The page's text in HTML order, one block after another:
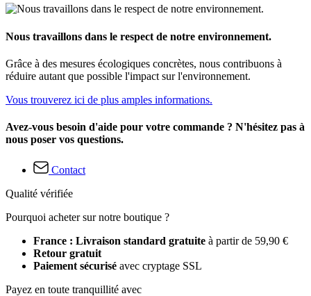
Nous travaillons dans le respect de notre environnement.
Grâce à des mesures écologiques concrètes, nous contribuons à
réduire autant que possible l'impact sur l'environnement.
Vous trouverez ici de plus amples informations.
Avez-vous besoin d'aide pour votre commande ? N'hésitez pas à
nous poser vos questions.
Contact
Qualité vérifiée
Pourquoi acheter sur notre boutique ?
France : Livraison standard gratuite à partir de 59,90 €
Retour gratuit
Paiement sécurisé avec cryptage SSL
Payez en toute tranquillité avec